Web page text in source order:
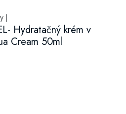
|
Hydratačný krém v
Cream 50ml